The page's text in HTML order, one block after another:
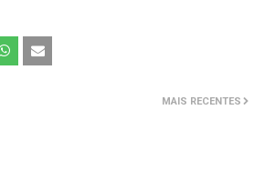
MAIS RECENTES